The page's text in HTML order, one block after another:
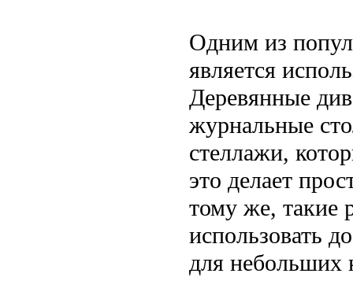
Одним из
является
Деревянные
журнальные
стеллажи,
это делает
тому же, такие
использовать
для небольших